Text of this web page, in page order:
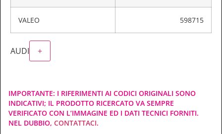
VALEO 598715
AUDI +
IMPORTANTE: I RIFERIMENTI AI CODICI ORIGINALI SONO
INDICATIVI; IL PRODOTTO RICERCATO VA SEMPRE
VERIFICATO CON L’IMMAGINE ED I DATI TECNICI FORNITI.
NEL DUBBIO, CONTATTACI.